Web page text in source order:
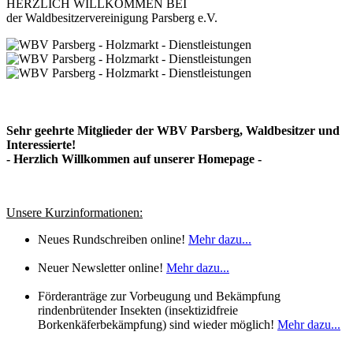
HERZLICH WILLKOMMEN BEI
der Waldbesitzervereinigung Parsberg e.V.
Sehr geehrte Mitglieder der WBV Parsberg, Waldbesitzer und
Interessierte!
- Herzlich Willkommen auf unserer Homepage -
Unsere Kurzinformationen:
Neues Rundschreiben online! Mehr dazu...
Neuer Newsletter online! Mehr dazu...
Förderanträge zur Vorbeugung und Bekämpfung
rindenbrütender Insekten (insektizidfreie
Borkenkäferbekämpfung) sind wieder möglich! Mehr dazu...